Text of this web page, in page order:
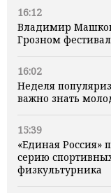
16:12
Владимир
Грозном
16:02
Неделя
важно знать
15:39
«Единая Россия»
серию
физкультурника